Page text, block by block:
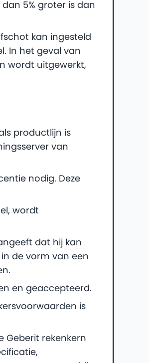
5% groter is dan
kan ingesteld
In het geval van
wordt uitgewerkt,
productlijn is
van
nodig. Deze
wordt
dat hij kan
de vorm van een
en geaccepteerd.
is
Geberit rekenkern